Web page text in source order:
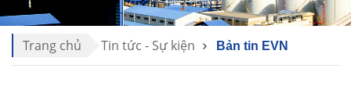
Trang chủ Tin tức - Sự kiện Bản tin EVN